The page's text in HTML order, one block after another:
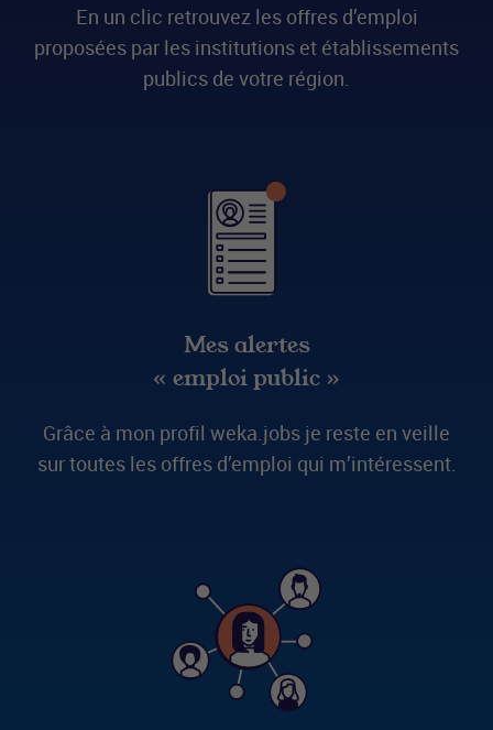
En un clic retrouvez les offres d’emploi
proposées par les institutions et établissements
publics de votre région.
Mes alertes
« emploi public »
Grâce à mon profil weka.jobs je reste en veille
sur toutes les offres d’emploi qui m’intéressent.